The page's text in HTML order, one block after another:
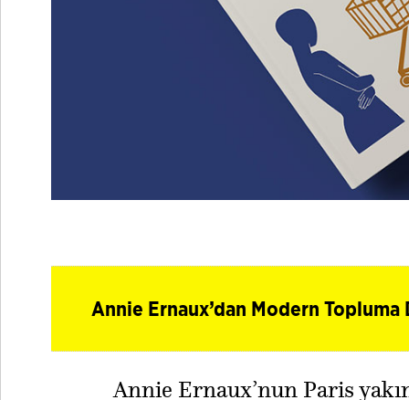
Annie Ernaux’dan Modern Topluma
Annie Ernaux’nun Paris